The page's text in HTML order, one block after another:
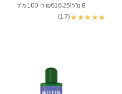
8 מ"ל | ₪616.25 ל- 100 מ"ל
★
★
★
★
★
(17)